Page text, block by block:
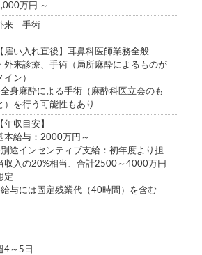
万円 ～
来 手術
【雇い入れ直後】耳鼻科医師業務全般
外来診療、手術（局所麻酔によるものが
イン）
身麻酔による手術（麻酔科医立会のも
）を行う可能性もあり
【年収目安】
本給与：2000万円～
途インセンティブ支給：初年度より担
収入の20%相当、合計2500～4000万円
定
与には固定残業代（40時間）を含む
4～5日